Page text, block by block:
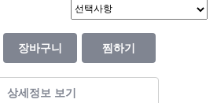
장바구니 찜하기
상세정보 보기